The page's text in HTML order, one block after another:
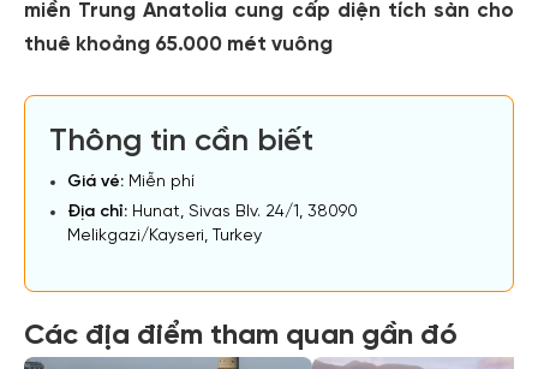
miền Trung Anatolia cung cấp diện tích sàn cho
thuê khoảng 65.000 mét vuông
Thông tin cần biết
Giá vé: Miễn phí
Địa chỉ: Hunat, Sivas Blv. 24/1, 38090
Melikgazi/Kayseri, Turkey
Các địa điểm tham quan gần đó